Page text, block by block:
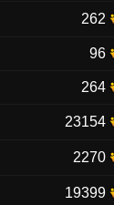
262
96
264
23154
2270
19399